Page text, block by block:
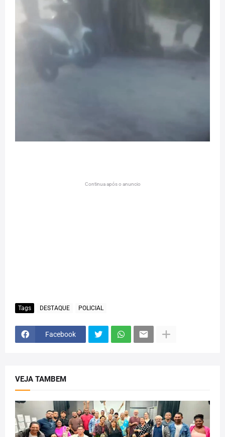
Continua após o anuncio
Tags DESTAQUE POLICIAL
Facebook
VEJA TAMBEM